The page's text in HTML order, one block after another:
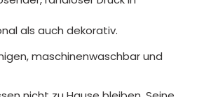
als auch dekorativ.
maschinenwaschbar und